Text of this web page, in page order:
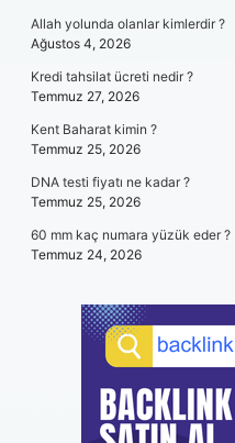
Allah yolunda olanlar kimlerdir ?
Ağustos 4, 2026
Kredi tahsilat ücreti nedir ?
Temmuz 27, 2026
Kent Baharat kimin ?
Temmuz 25, 2026
DNA testi fiyatı ne kadar ?
Temmuz 25, 2026
60 mm kaç numara yüzük eder ?
Temmuz 24, 2026